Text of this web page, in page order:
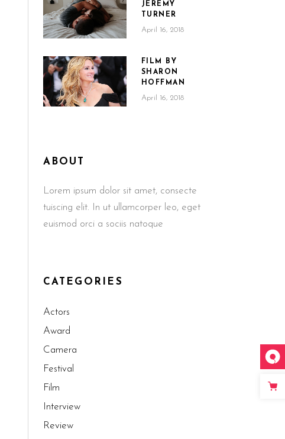
JEREMY
TURNER
April 16, 2018
FILM BY
SHARON
HOFFMAN
April 16, 2018
ABOUT
Lorem ipsum dolor sit amet, consecte
tuiscing elit. In ut ullamcorper leo, eget
euismod orci a sociis natoque
CATEGORIES
Actors
Award
Camera
Festival
Film
Interview
Review